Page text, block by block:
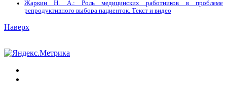
Жаркин Н. А.: Роль медицинских работников в проблеме
репродуктивного выбора пациенток. Tекст и видео
Наверх